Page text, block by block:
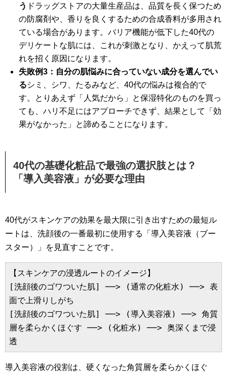
う ドラッグストアの大量生産品は、品質を長く保つため
の防腐剤や、香りを良くするための合成香料が多用され
ている場合があります。バリア機能が低下した40代の
デリケートな肌には、これが刺激となり、かえって肌荒
れを招く原因になります。
失敗例3：自分の肌悩みに合っていない成分を選んでい
るシミ、シワ、たるみなど、40代の悩みは複合的で
す。とりあえず「人気だから」と保湿特化のものを買っ
ても、ハリ不足にはアプローチできず、結果として「効
果がなかった」と諦めることになります。
40代の基礎化粧品で最強の選択肢とは？
「導入美容液」が必要な理由
40代がスキンケアの効果を最大限に引き出すための最短ル
ートは、洗顔後の一番最初に使用する「導入美容液（ブー
スター）」を見直すことです。
【スキンケアの浸透ルートのイメージ】
[洗顔後のゴワついた肌] ──> (通常の化粧水) ──> 表
面で上滑りしがち
[洗顔後のゴワついた肌] ──> (導入美容液) ──> 角質
層を柔らかくほぐす ──> (化粧水) ──> 奥深くまで浸
導入美容液の役割は、硬くなった角質層を柔らかくほぐ